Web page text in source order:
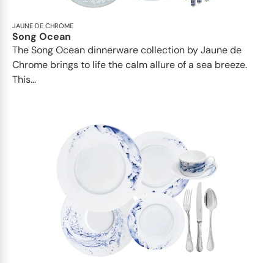
JAUNE DE CHROME
Song Ocean
The Song Ocean dinnerware collection by Jaune de
Chrome brings to life the calm allure of a sea breeze.
This...